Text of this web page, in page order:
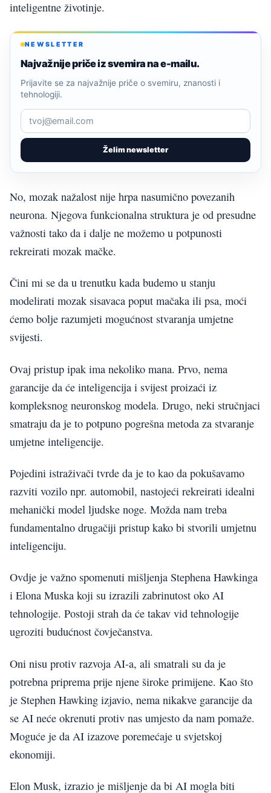
inteligentne životinje.
NEWSLETTER
Najvažnije priče iz svemira na e-mailu.
Želim newsletter
Prijavite se za najvažnije priče o svemiru, znanosti i
tehnologiji.
No, mozak nažalost nije hrpa nasumično povezanih
neurona. Njegova funkcionalna struktura je od presudne
važnosti tako da i dalje ne možemo u potpunosti
rekreirati mozak mačke.
Čini mi se da u trenutku kada budemo u stanju
modelirati mozak sisavaca poput mačaka ili psa, moći
ćemo bolje razumjeti mogućnost stvaranja umjetne
svijesti.
Ovaj pristup ipak ima nekoliko mana. Prvo, nema
garancije da će inteligencija i svijest proizaći iz
kompleksnog neuronskog modela. Drugo, neki stručnjaci
smatraju da je to potpuno pogrešna metoda za stvaranje
umjetne inteligencije.
Pojedini istraživači tvrde da je to kao da pokušavamo
razviti vozilo npr. automobil, nastojeći rekreirati idealni
mehanički model ljudske noge. Možda nam treba
fundamentalno drugačiji pristup kako bi stvorili umjetnu
inteligenciju.
Ovdje je važno spomenuti mišljenja Stephena Hawkinga
i Elona Muska koji su izrazili zabrinutost oko AI
tehnologije. Postoji strah da će takav vid tehnologije
ugroziti budućnost čovječanstva.
Oni nisu protiv razvoja AI-a, ali smatrali su da je
potrebna priprema prije njene široke primijene. Kao što
je Stephen Hawking izjavio, nema nikakve garancije da
se AI neće okrenuti protiv nas umjesto da nam pomaže.
Moguće je da AI izazove poremećaje u svjetskoj
ekonomiji.
Elon Musk, izrazio je mišljenje da bi AI mogla biti